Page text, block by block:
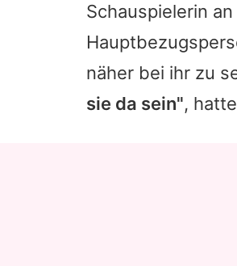
Schauspielerin
näher bei ihr zu
sie da sein",